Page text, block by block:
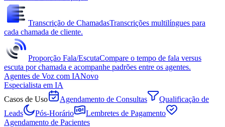
Transcrição de ChamadasTranscrições multilíngues para
cada chamada de cliente.
Proporção Fala/EscutaCompare o tempo de fala versus
escuta por chamada e acompanhe padrões entre os agentes.
Agentes de Voz com IANovo
Especialista em IA
Casos de Uso
Agendamento de Consultas
Qualificação de
Leads
Pós-Horário
Lembretes de Pagamento
Agendamento de Pacientes